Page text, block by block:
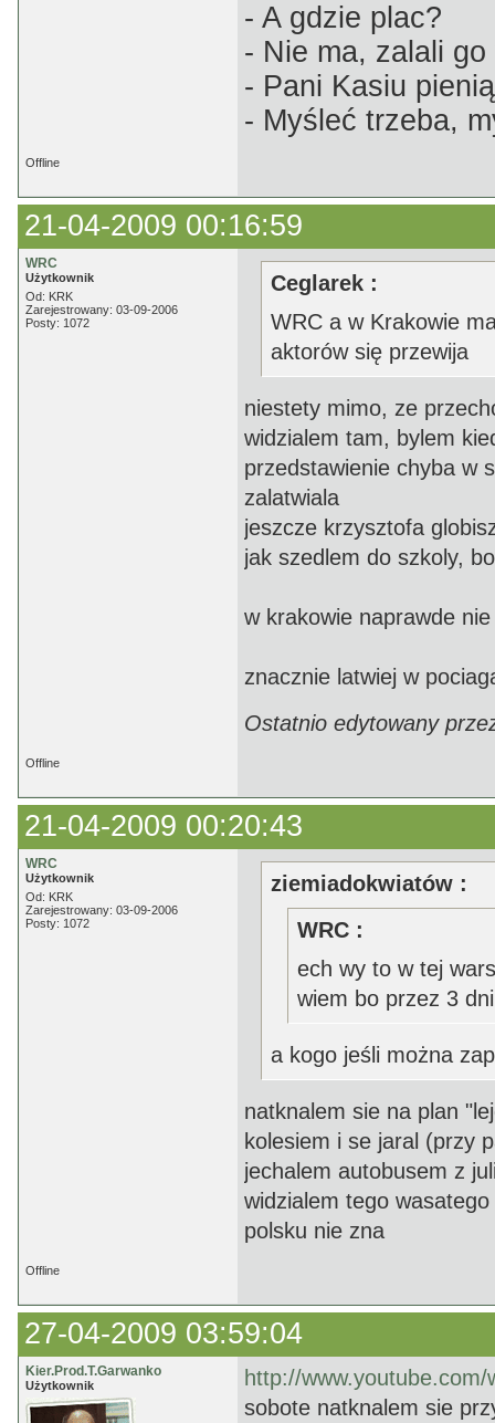
- A gdzie plac?
- Nie ma, zalali
- Pani Kasiu
- Myśleć trzeba,
Offline
21-04-2009 00:16:59
WRC
Użytkownik
Od: KRK
Zarejestrowany: 03-09-2006
Posty: 1072
Ceglarek :
WRC a w Krakowie
aktorów się przewija
niestety mimo, ze
widzialem tam, bylem
przedstawienie chyba w
zalatwiala
jeszcze krzysztofa
jak szedlem do szkoly,
w krakowie naprawde
znacznie latwiej w
Ostatnio edytowany
Offline
21-04-2009 00:20:43
WRC
Użytkownik
Od: KRK
Zarejestrowany: 03-09-2006
Posty: 1072
ziemiadokwiatów :
WRC :
ech wy to w tej
wiem bo przez 3
a kogo jeśli można
natknalem sie na plan
kolesiem i se jaral (przy
jechalem autobusem z
widzialem tego
polsku nie zna
Offline
27-04-2009 03:59:04
Kier.Prod.T.Garwanko
Użytkownik
http://
sobote natknalem sie